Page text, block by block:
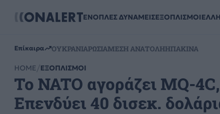
ΕΝΟΠΛΕΣ ΔΥΝΑΜΕΙΣΕΞΟΠΛΙΣΜΟΙ
Επίκαιρα ΟΥΚΡΑΝΙΑΡΩΣΙΑΜΕΣΗ ΑΝΑΤΟΛΗΗΠΑΚΙΝΑ
HOME ΕΞΟΠΛΙΣΜΟΙ
Το NATO αγοράζει MQ-
Επενδύει 40 δισεκ.